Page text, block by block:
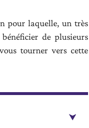
pour laquelle, un très
de plusieurs
tourner vers cette